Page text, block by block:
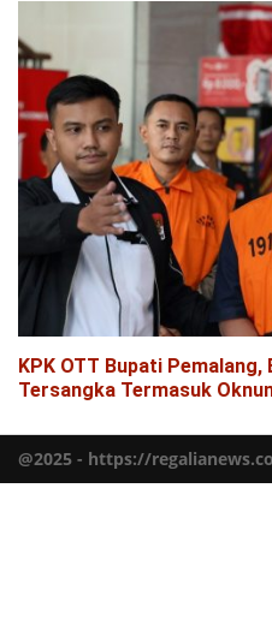
KPK OTT Bupati Pemalang,
Tersangka Termasuk
@2025 - https://